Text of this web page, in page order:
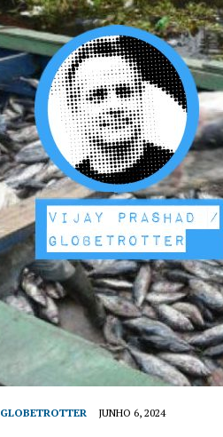
GLOBETROTTER JUNHO 6, 2024